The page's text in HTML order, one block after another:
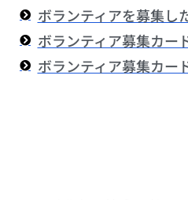
ボランティアを募集し
ボランティア募集カー
ボランティア募集カー